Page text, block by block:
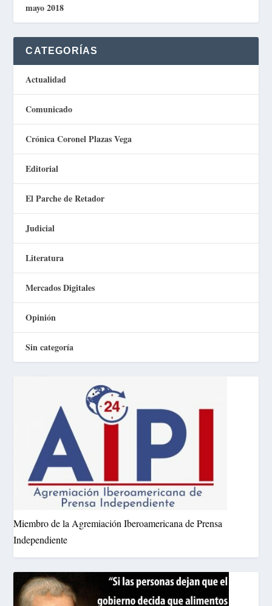
mayo 2018
CATEGORÍAS
Actualidad
Comunicado
Crónica Coronel Plazas Vega
Editorial
El Parche de Retador
Judicial
Literatura
Mercados Digitales
Opinión
Sin categoría
Miembro de la Agremiación Iberoamericana de Prensa
Independiente